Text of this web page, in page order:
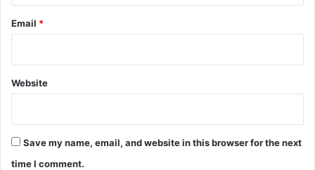
Email *
Website
Save my name, email, and website in this browser for the next
time I comment.